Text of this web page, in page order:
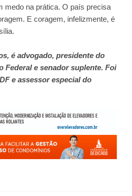
medo na prática. O país precisa
E coragem, infelizmente, é
é advogado, presidente do
Federal e senador suplente. Foi
e assessor especial do